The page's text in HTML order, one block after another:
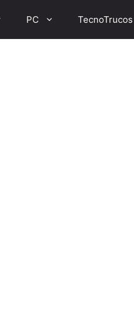
PC TecnoTrucos